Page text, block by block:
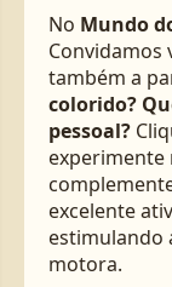
No Mundo
Convidamos
também a
colorido?
pessoal?
experimente
excelente
estimulando
motora.